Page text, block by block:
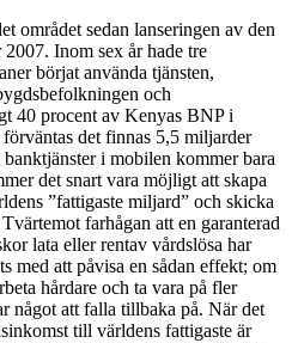
området sedan lanseringen av den
Inom sex år hade tre
börjat använda tjänsten,
och
40 procent av Kenyas BNP i
det finnas 5,5 miljarder
i mobilen kommer bara
det snart vara möjligt att skapa
”fattigaste miljard” och skicka
farhågan att en garanterad
lata eller rentav vårdslösa har
med att påvisa en sådan effekt; om
hårdare och ta vara på fler
något att falla tillbaka på. När det
till världens fattigaste är